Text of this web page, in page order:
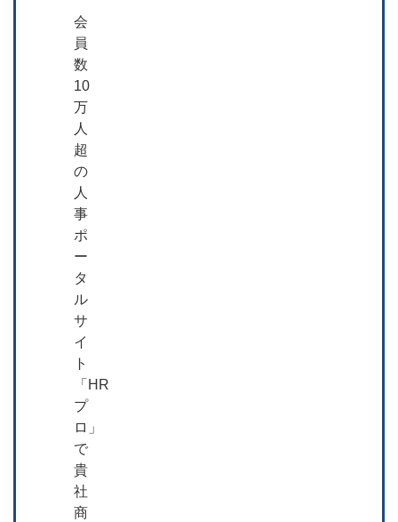
会
員
数
10
万
人
超
の
人
事
ポ
ー
タ
ル
サ
イ
ト
「HR
プ
ロ」
で
貴
社
商